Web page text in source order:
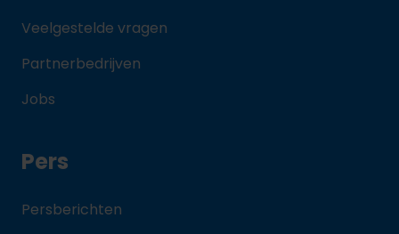
Veelgestelde vragen
Partnerbedrijven
Jobs
Pers
Persberichten